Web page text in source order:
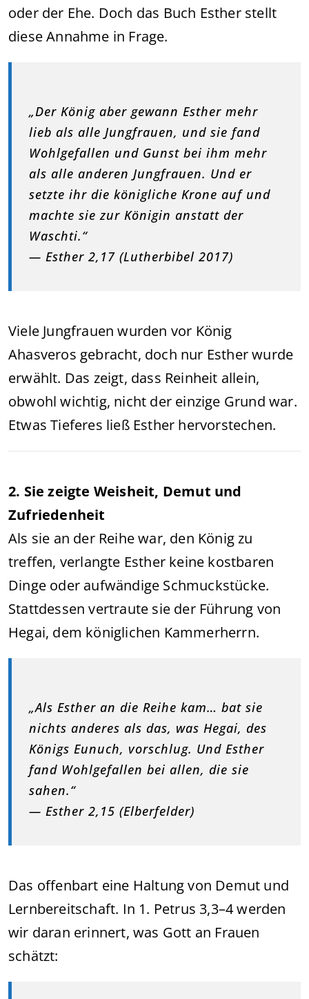
oder der Ehe. Doch das Buch Esther stellt
diese Annahme in Frage.
„Der König aber gewann Esther mehr
lieb als alle Jungfrauen, und sie fand
Wohlgefallen und Gunst bei ihm mehr
als alle anderen Jungfrauen. Und er
setzte ihr die königliche Krone auf und
machte sie zur Königin anstatt der
Waschti.“
— Esther 2,17 (Lutherbibel 2017)
Viele Jungfrauen wurden vor König
Ahasveros gebracht, doch nur Esther wurde
erwählt. Das zeigt, dass Reinheit allein,
obwohl wichtig, nicht der einzige Grund war.
Etwas Tieferes ließ Esther hervorstechen.
2. Sie zeigte Weisheit, Demut und
Zufriedenheit
Als sie an der Reihe war, den König zu
treffen, verlangte Esther keine kostbaren
Dinge oder aufwändige Schmuckstücke.
Stattdessen vertraute sie der Führung von
Hegai, dem königlichen Kammerherrn.
„Als Esther an die Reihe kam… bat sie
nichts anderes als das, was Hegai, des
Königs Eunuch, vorschlug. Und Esther
fand Wohlgefallen bei allen, die sie
sahen.“
— Esther 2,15 (Elberfelder)
Das offenbart eine Haltung von Demut und
Lernbereitschaft. In 1. Petrus 3,3–4 werden
wir daran erinnert, was Gott an Frauen
schätzt: